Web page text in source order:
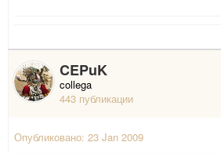
CEPuK
collega
443 публикации
Опубликовано: 23 Jan 2009